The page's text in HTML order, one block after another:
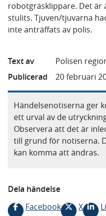
robotgräsklippare. Det
stulits. Tjuven/tjuvarna
inte anträffats av polis.
Text av
Polisen
Publicerad
20 februari
Händelsenotiserna ger
ett urval av de
Observera att det är
till grund för notiserna.
kan komma att ändras.
Dela händelse
Facebook
X